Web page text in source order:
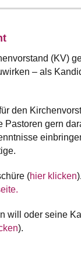
(KV)
– als
den
gern
(hier klicken
will oder seine
).